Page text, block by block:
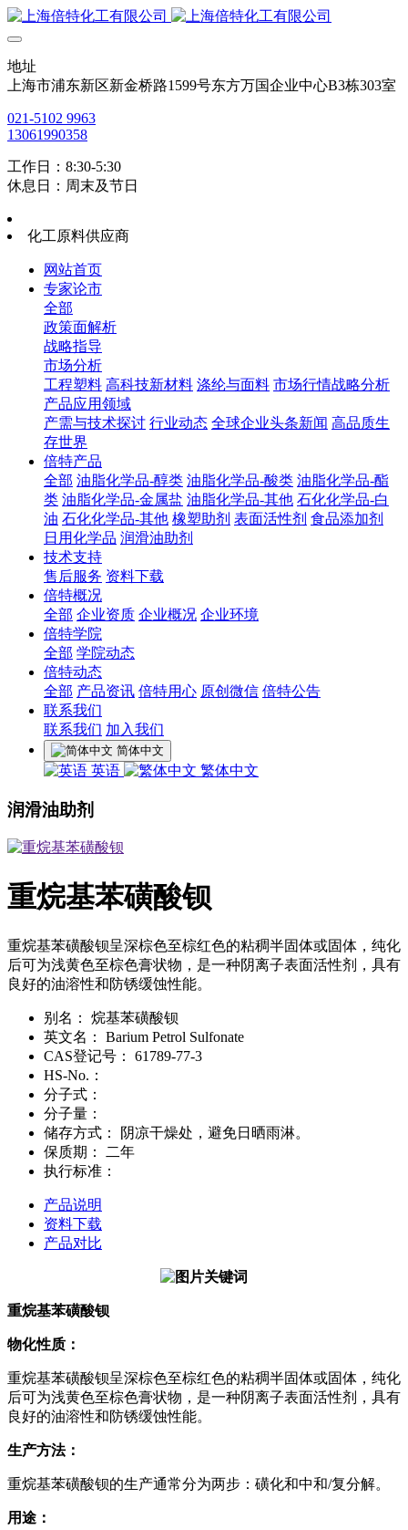
地址
上海市浦东新区新金桥路1599号东方万国企业中心B3栋303室
021-5102 9963
13061990358
工作日：8:30-5:30
休息日：周末及节日
化工原料供应商
网站首页
专家论市
全部
政策面解析
战略指导
市场分析
工程塑料 高科技新材料 涤纶与面料 市场行情战略分析
产品应用领域
产需与技术探讨 行业动态 全球企业头条新闻 高品质生
存世界
倍特产品
全部 油脂化学品-醇类 油脂化学品-酸类 油脂化学品-酯
类 油脂化学品-金属盐 油脂化学品-其他 石化化学品-白
油 石化化学品-其他 橡塑助剂 表面活性剂 食品添加剂
日用化学品 润滑油助剂
技术支持
售后服务 资料下载
倍特概况
全部 企业资质 企业概况 企业环境
倍特学院
全部 学院动态
倍特动态
全部 产品资讯 倍特用心 原创微信 倍特公告
联系我们
联系我们 加入我们
简体中文
英语 繁体中文
润滑油助剂
重烷基苯磺酸钡
重烷基苯磺酸钡呈深棕色至棕红色的粘稠半固体或固体，纯化
后可为浅黄色至棕色膏状物，是一种阴离子表面活性剂，具有
良好的油溶性和防锈缓蚀性能。
别名：
烷基苯磺酸钡
英文名：
Barium Petrol Sulfonate
CAS登记号：
61789-77-3
HS-No.：
分子式：
分子量：
储存方式：
阴凉干燥处，避免日晒雨淋。
保质期：
二年
执行标准：
产品说明
资料下载
产品对比
重烷基苯磺酸钡
物化性质：
重烷基苯磺酸钡呈深棕色至棕红色的粘稠半固体或固体，纯化
后可为浅黄色至棕色膏状物，是一种阴离子表面活性剂，具有
良好的油溶性和防锈缓蚀性能。
生产方法：
重烷基苯磺酸钡的生产通常分为两步：磺化和中和/复分解。
用途：